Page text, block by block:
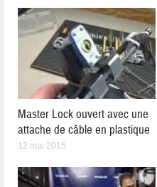
Master Lock ouvert avec une
attache de câble en plastique
12 mai 2015